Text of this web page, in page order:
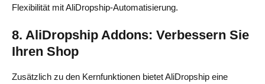
Flexibilität mit AliDropship-Automatisierung.
8. AliDropship Addons: Verbessern Sie
Ihren Shop
Zusätzlich zu den Kernfunktionen bietet AliDropship eine